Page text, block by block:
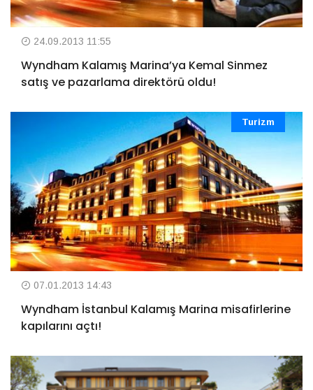
24.09.2013 11:55
Wyndham Kalamış Marina’ya Kemal Sinmez
satış ve pazarlama direktörü oldu!
Turizm
07.01.2013 14:43
Wyndham İstanbul Kalamış Marina misafirlerine
kapılarını açtı!